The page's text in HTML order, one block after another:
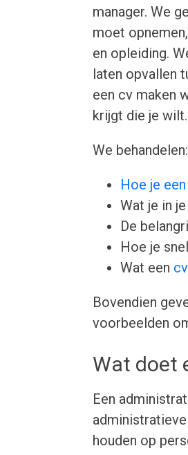
manager. We
moet
en opleiding.
laten opvallen
een cv maken
krijgt die je wilt.
We behandelen:
Hoe je
Wat je in
De
Hoe je
Wat een
Bovendien
voorbeelden
Wat doet
Een
houden op